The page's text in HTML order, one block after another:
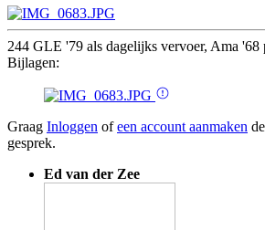
244 GLE '79 als dagelijks vervoer, Ama '68
Bijlagen:
Graag Inloggen ofeen account aanmaken
gesprek.
Ed van der Zee